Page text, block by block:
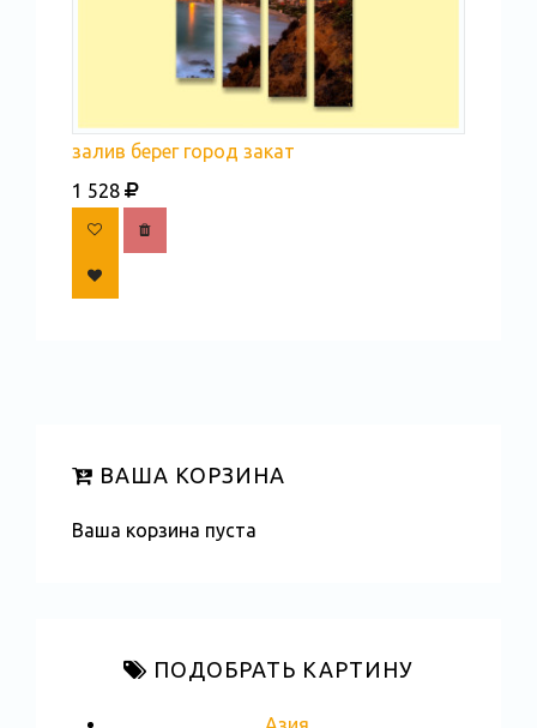
залив берег город закат
1 528
ВАША КОРЗИНА
Ваша корзина пуста
ПОДОБРАТЬ КАРТИНУ